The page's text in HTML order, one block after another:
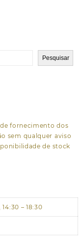
Pesquisar
fornecimento dos
sem qualquer aviso
de stock
– 18:30